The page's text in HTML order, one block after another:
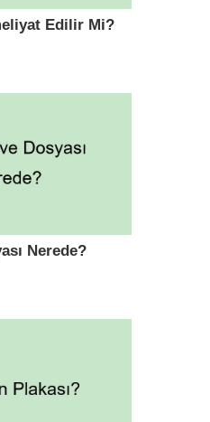
Edilir Mi?
Nerede?